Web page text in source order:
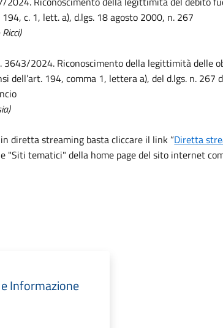
c. 1, lett. a), d.lgs. 18 agosto 2000, n. 267
3643/2024. Riconoscimento della legittimità delle
dell’art. 194, comma 1, lettera a), del d.lgs. n. 267
diretta streaming basta cliccare il link “Diretta
"Siti tematici" della home page del sito internet
Informazione